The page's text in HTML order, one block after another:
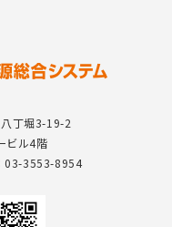
丁堀3-19-2
ビル4階
03-3553-8954